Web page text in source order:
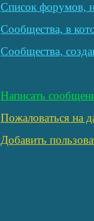
Список форумов,
Сообщества, в
Сообщества,
Написать
Пожаловаться на
Добавить